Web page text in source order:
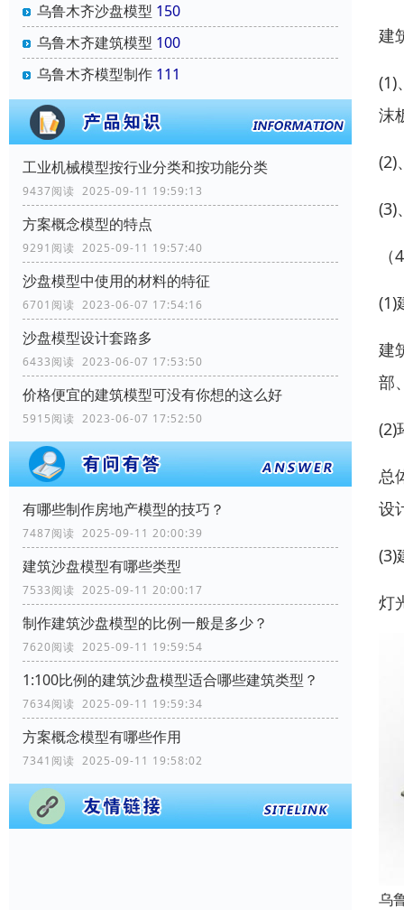
乌鲁木齐沙盘模型 150
乌鲁木齐建筑模型 100
乌鲁木齐模型制作 111
工业机械模型按行业分类和按功能分类
9437阅读 2025-09-11 19:59:13
方案概念模型的特点
9291阅读 2025-09-11 19:57:40
沙盘模型中使用的材料的特征
6701阅读 2023-06-07 17:54:16
沙盘模型设计套路多
6433阅读 2023-06-07 17:53:50
价格便宜的建筑模型可没有你想的这么好
5915阅读 2023-06-07 17:52:50
有哪些制作房地产模型的技巧？
7487阅读 2025-09-11 20:00:39
建筑沙盘模型有哪些类型
7533阅读 2025-09-11 20:00:17
制作建筑沙盘模型的比例一般是多少？
7620阅读 2025-09-11 19:59:54
1:100比例的建筑沙盘模型适合哪些建筑类型？
7634阅读 2025-09-11 19:59:34
方案概念模型有哪些作用
7341阅读 2025-09-11 19:58:02
建
(1)
沫
(2)
(3)
(1)
建
部
(2)
总
设
(3)
灯
乌